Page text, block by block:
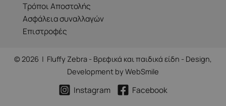
Τρόποι Αποστολής
Ασφάλεια συναλλαγών
Επιστροφές
© 2026 | Fluffy Zebra - Βρεφικά και παιδικά είδη - Design,
Development byWebSmile
Instagram Facebook